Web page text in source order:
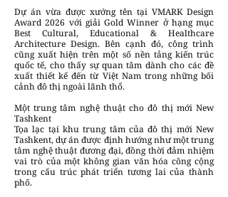
Dự án vừa được xướng tên tại VMARK Design
Award 2026 với giải Gold Winner ở hạng mục
Best Cultural, Educational & Healthcare
Architecture Design. Bên cạnh đó, công trình
cũng xuất hiện trên một số nền tảng kiến trúc
quốc tế, cho thấy sự quan tâm dành cho các đề
xuất thiết kế đến từ Việt Nam trong những bối
cảnh đô thị ngoài lãnh thổ.
Một trung tâm nghệ thuật cho đô thị mới New
Tashkent
Tọa lạc tại khu trung tâm của đô thị mới New
Tashkent, dự án được định hướng như một trung
tâm nghệ thuật đương đại, đồng thời đảm nhiệm
vai trò của một không gian văn hóa công cộng
trong cấu trúc phát triển tương lai của thành
phố.